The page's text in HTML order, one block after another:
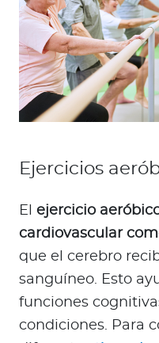
Ejercicios
El
ejercicio
cardiovascular
que el cerebro
sanguíneo. Esto
funciones
condiciones. Para